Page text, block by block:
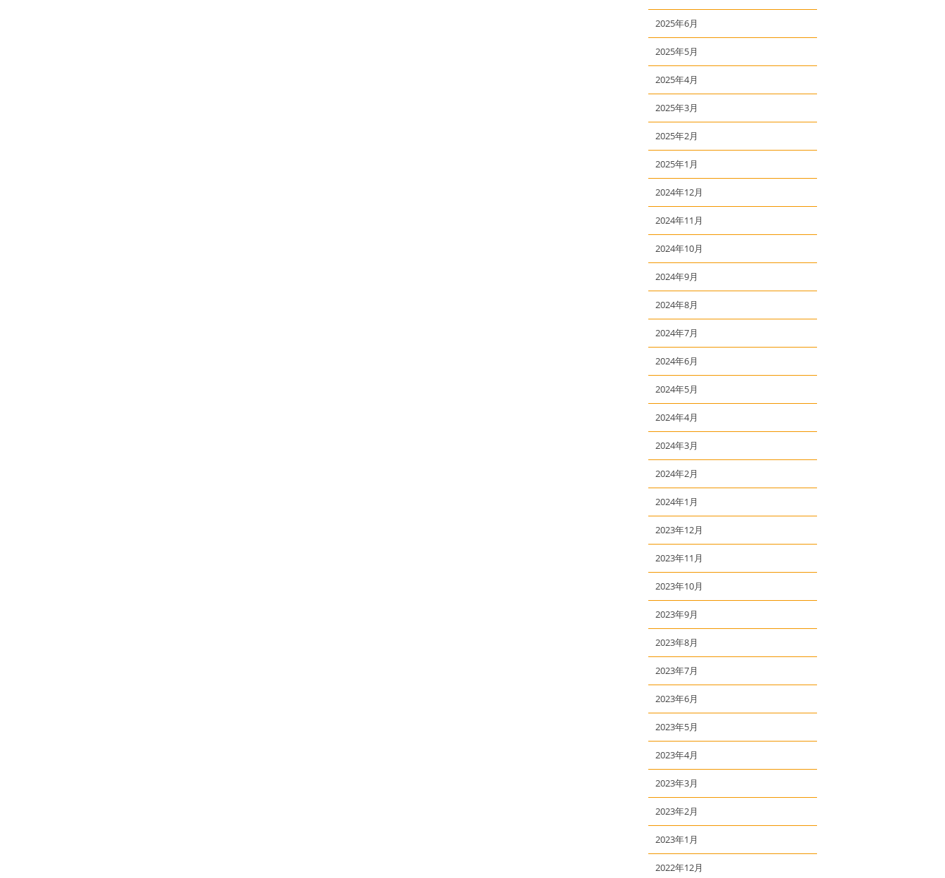
2025年6月
2025年5月
2025年4月
2025年3月
2025年2月
2025年1月
2024年12月
2024年11月
2024年10月
2024年9月
2024年8月
2024年7月
2024年6月
2024年5月
2024年4月
2024年3月
2024年2月
2024年1月
2023年12月
2023年11月
2023年10月
2023年9月
2023年8月
2023年7月
2023年6月
2023年5月
2023年4月
2023年3月
2023年2月
2023年1月
2022年12月